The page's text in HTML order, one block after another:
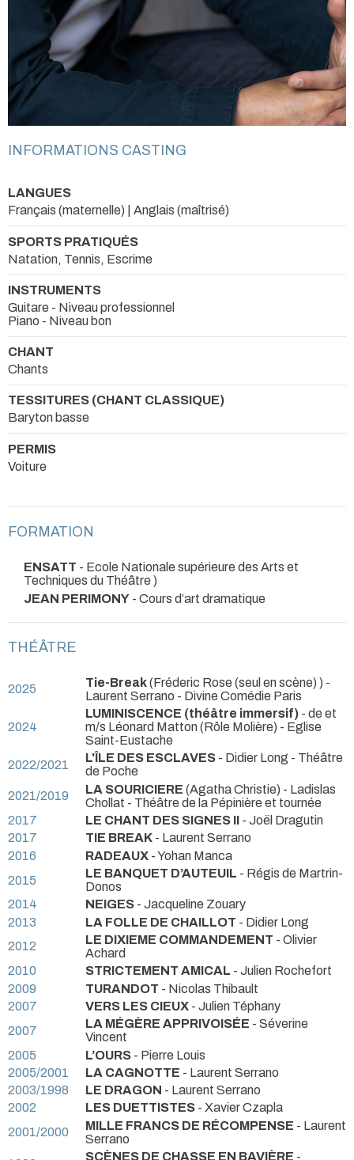
INFORMATIONS CASTING
LANGUES
Français (maternelle) | Anglais (maîtrisé)
SPORTS PRATIQUÉS
Natation, Tennis, Escrime
INSTRUMENTS
Guitare - Niveau professionnel
Piano - Niveau bon
CHANT
Chants
TESSITURES (CHANT CLASSIQUE)
Baryton basse
PERMIS
Voiture
FORMATION
ENSATT - Ecole Nationale supérieure des Arts et
Techniques du Théâtre )
JEAN PERIMONY - Cours d’art dramatique
THÉÂTRE
2025 Tie-Break(Fréderic Rose (seul en scène) ) -
Laurent Serrano - Divine Comédie Paris
2024
LUMINISCENCE (théâtre immersif) - de et
m/s Léonard Matton (Rôle Molière) - Eglise
Saint-Eustache
2022/2021
L'ÎLE DES ESCLAVES - Didier Long - Théâtre
de Poche
2021/2019
LA SOURICIERE (Agatha Christie) - Ladislas
Chollat - Théâtre de la Pépinière et tournée
2017
LE CHANT DES SIGNES II - Joël Dragutin
2017
TIE BREAK - Laurent Serrano
2016
RADEAUX - Yohan Manca
2015
LE BANQUET D’AUTEUIL - Régis de Martrin-
Donos
2014
NEIGES - Jacqueline Zouary
2013
LA FOLLE DE CHAILLOT - Didier Long
2012
LE DIXIEME COMMANDEMENT - Olivier
Achard
2010
STRICTEMENT AMICAL - Julien Rochefort
2009
TURANDOT - Nicolas Thibault
2007
VERS LES CIEUX - Julien Téphany
2007
LA MÉGÈRE APPRIVOISÉE - Séverine
Vincent
2005
L’OURS - Pierre Louis
2005/2001
LA CAGNOTTE - Laurent Serrano
2003/1998
LE DRAGON - Laurent Serrano
2002
LES DUETTISTES - Xavier Czapla
2001/2000
MILLE FRANCS DE RÉCOMPENSE - Laurent
Serrano
SCÈNES DE CHASSE EN BAVIÈRE -